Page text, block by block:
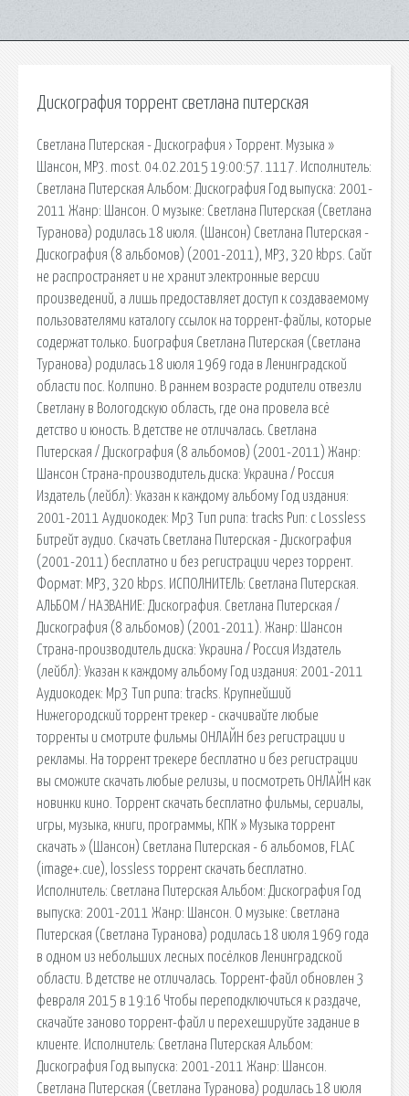
Дискография торрент светлана питерская
Светлана Питерская - Дискография › Торрент. Музыка »
Шансон, MP3. most. 04.02.2015 19:00:57. 1117. Исполнитель:
Светлана Питерская Альбом: Дискография Год выпуска: 2001-
2011 Жанр: Шансон. О музыке: Светлана Питерская (Светлана
Туранова) родилась 18 июля. (Шансон) Светлана Питерская -
Дискография (8 альбомов) (2001-2011), MP3, 320 kbps. Сайт
не распространяет и не хранит электронные версии
произведений, а лишь предоставляет доступ к создаваемому
пользователями каталогу ссылок на торрент-файлы, которые
содержат только. Биография Светлана Питерская (Светлана
Туранова) родилась 18 июля 1969 года в Ленинградской
области пос. Колпино. В раннем возрасте родители отвезли
Светлану в Вологодскую область, где она провела всё
детство и юность. В детстве не отличалась. Светлана
Питерская / Дискография (8 альбомов) (2001-2011) Жанр:
Шансон Страна-производитель диска: Украина / Россия
Издатель (лейбл): Указан к каждому альбому Год издания:
2001-2011 Аудиокодек: Mp3 Тип рипа: tracks Рип: с Lossless
Битрейт аудио. Скачать Светлана Питерская - Дискография
(2001-2011) бесплатно и без регистрации через торрент.
Формат: MP3, 320 kbps. ИСПОЛНИТЕЛЬ: Светлана Питерская.
АЛЬБОМ / НАЗВАНИЕ: Дискография. Светлана Питерская /
Дискография (8 альбомов) (2001-2011). Жанр: Шансон
Страна-производитель диска: Украина / Россия Издатель
(лейбл): Указан к каждому альбому Год издания: 2001-2011
Аудиокодек: Mp3 Тип рипа: tracks. Крупнейший
Нижегородский торрент трекер - скачивайте любые
торренты и смотрите фильмы ОНЛАЙН без регистрации и
рекламы. На торрент трекере бесплатно и без регистрации
вы сможите скачать любые релизы, и посмотреть ОНЛАЙН как
новинки кино. Торрент скачать бесплатно фильмы, сериалы,
игры, музыка, книги, программы, КПК » Музыка торрент
скачать » (Шансон) Светлана Питерская - 6 альбомов, FLAC
(image+.cue), lossless торрент скачать бесплатно.
Исполнитель: Светлана Питерская Альбом: Дискография Год
выпуска: 2001-2011 Жанр: Шансон. О музыке: Светлана
Питерская (Светлана Туранова) родилась 18 июля 1969 года
в одном из небольших лесных посёлков Ленинградской
области. В детстве не отличалась. Торрент-файл обновлен 3
февраля 2015 в 19:16 Чтобы переподключиться к раздаче,
скачайте заново торрент-файл и перехешируйте задание в
клиенте. Исполнитель: Светлана Питерская Альбом:
Дискография Год выпуска: 2001-2011 Жанр: Шансон.
Светлана Питерская (Светлана Туранова) родилась 18 июля